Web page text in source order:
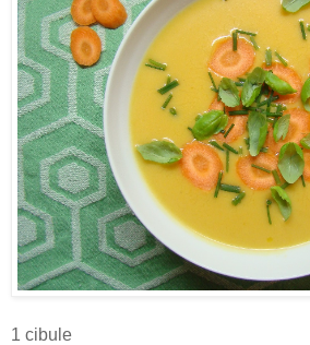
1 cibule